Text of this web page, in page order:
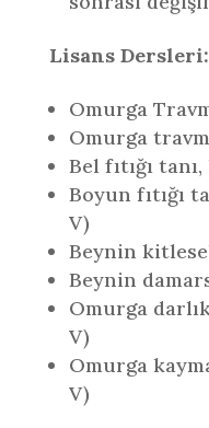
Lisans Dersleri:
Omurga
Omurga
Bel fıtığı
Boyun fıtığı
V)
Beynin
Beynin
Omurga
V)
Omurga
V)